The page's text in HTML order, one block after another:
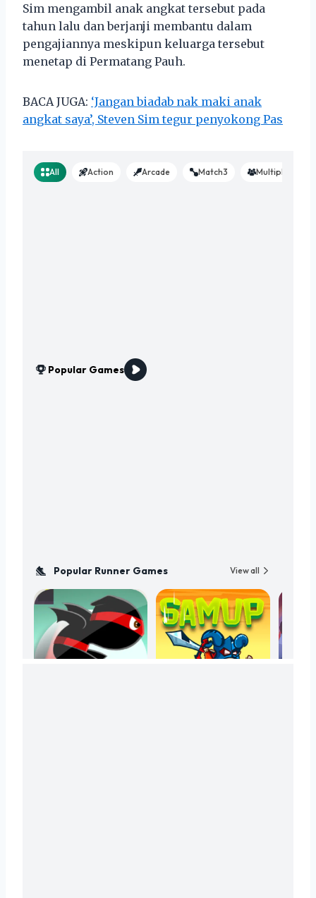
Sim mengambil anak angkat tersebut pada
tahun lalu dan berjanji membantu dalam
pengajiannya meskipun keluarga tersebut
menetap di Permatang Pauh.
BACA JUGA: ‘Jangan biadab nak maki anak
angkat saya’, Steven Sim tegur penyokong Pas